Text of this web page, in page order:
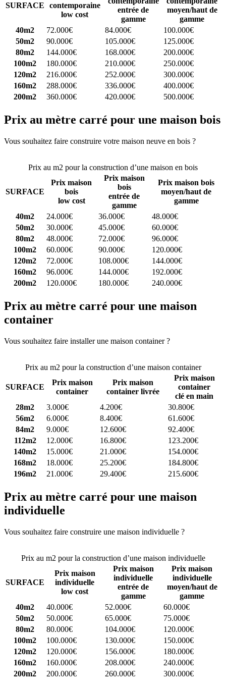
SURFACE
contemporaine
low cost
entrée de
gamme
moyen/haut de
gamme
40m2
72.000€ 84.000€
100.000€
50m2
90.000€ 105.000€
125.000€
80m2
144.000€ 168.000€
200.000€
100m2
180.000€ 210.000€
250.000€
120m2
216.000€ 252.000€
300.000€
160m2
288.000€ 336.000€
400.000€
200m2
360.000€ 420.000€ 500.000€
Prix au mètre carré pour une maison bois
Vous souhaitez faire construire votre maison neuve en bois ?
Prix au m2 pour la construction d’une maison en bois
SURFACE
Prix maison
bois
low cost
Prix maison
bois
entrée de
gamme
Prix maison bois
moyen/haut de
gamme
40m2
24.000€ 36.000€
48.000€
50m2
30.000€ 45.000€
60.000€
80m2
48.000€ 72.000€
96.000€
100m2
60.000€ 90.000€
120.000€
120m2
72.000€ 108.000€
144.000€
160m2
96.000€ 144.000€
192.000€
200m2
120.000€ 180.000€ 240.000€
Prix au mètre carré pour une maison
container
Vous souhaitez faire installer une maison container ?
Prix au m2 pour la construction d’une maison container
SURFACE
Prix maison
container
Prix maison
container livrée
Prix maison
container
clé en main
28m2
3.000€ 4.200€
30.800€
56m2
6.000€ 8.400€
61.600€
84m2
9.000€ 12.600€
92.400€
112m2
12.000€ 16.800€
123.200€
140m2
15.000€ 21.000€
154.000€
168m2
18.000€ 25.200€
184.800€
196m2
21.000€ 29.400€ 215.600€
Prix au mètre carré pour une maison
individuelle
Vous souhaitez faire construire une maison individuelle ?
Prix au m2 pour la construction d’une maison individuelle
SURFACE
Prix maison
individuelle
low cost
Prix maison
individuelle
entrée de
gamme
Prix maison
individuelle
moyen/haut de
gamme
40m2
40.000€ 52.000€
60.000€
50m2
50.000€ 65.000€
75.000€
80m2
80.000€ 104.000€
120.000€
100m2
100.000€ 130.000€
150.000€
120m2
120.000€ 156.000€
180.000€
160m2
160.000€ 208.000€
240.000€
200m2
200.000€ 260.000€ 300.000€